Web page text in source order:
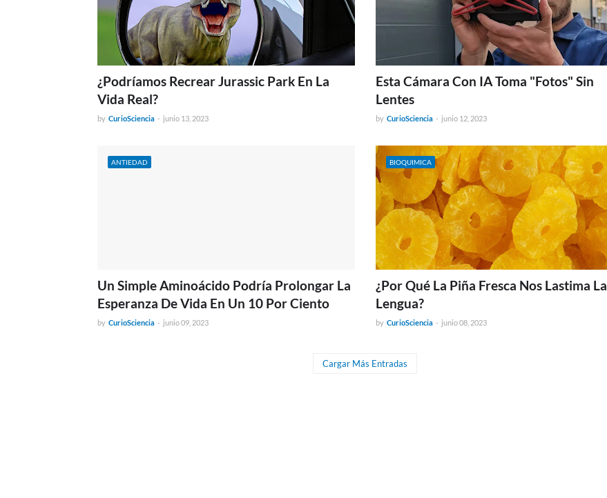
¿Podríamos Recrear Jurassic Park En La
Vida Real?
by CurioSciencia - junio 13, 2023
Esta Cámara Con IA Toma "Fotos" Sin
Lentes
by CurioSciencia - junio 12, 2023
ANTIEDAD
Un Simple Aminoácido Podría Prolongar La
Esperanza De Vida En Un 10 Por Ciento
by CurioSciencia - junio 09, 2023
BIOQUIMICA
¿Por Qué La Piña Fresca Nos Lastima La
Lengua?
by CurioSciencia - junio 08, 2023
Cargar Más Entradas